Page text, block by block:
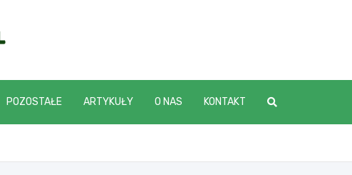
POZOSTAŁE ARTYKUŁY O NAS KONTAKT